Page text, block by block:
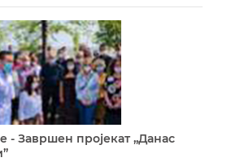
- Завршен пројекат „Данас